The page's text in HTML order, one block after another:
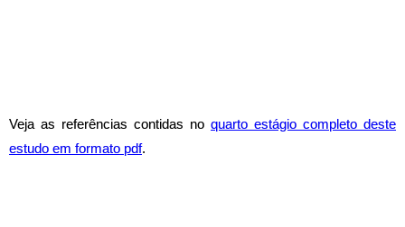
Veja as referências contidas no quarto estágio completo deste
estudo em formato pdf.